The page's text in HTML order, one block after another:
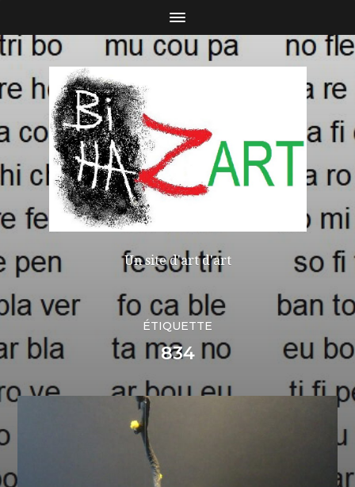
Un site d'art d'art
ÉTIQUETTE
834